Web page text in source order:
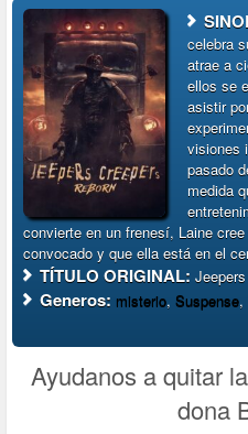
celebra
atrae a
ellos se
asistir
visiones
pasado
medida
convierte en un frenesí, Laine
convocado y que ella está en el
TÍTULO ORIGINAL:
Generos: misterio, Suspense,
Ayudanos a quitar
dona